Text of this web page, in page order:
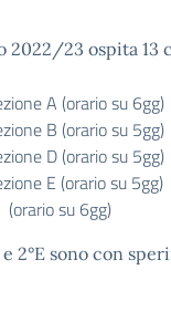
2022/23 ospita 13
A (orario su 6gg)
B (orario su 5gg)
D (orario su 5gg)
E (orario su 5gg)
su 6gg)
e 2°E sono con